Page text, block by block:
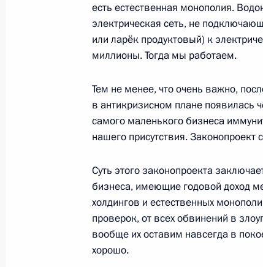
Михаил Игнатьев назначен
обязанности главы Чувашской
Владимир Путин посетит
9 июня 2015 года, 10:00
8 июня 2015 года, понедельник
12–13 июня Президент России
есть естественная монополия.
электрическая сеть, не
или ларёк продуктовый) к
миллионы. Тогда мы работаем.
Тем не менее, что очень важно,
в антикризисном плане появилась
самого маленького бизнеса
нашего присутствия. Законопроект
Суть этого законопроекта
бизнеса, имеющие годовой доход
холдингов и естественных
проверок, от всех обвинений в
вообще их оставим навсегда в
хорошо.